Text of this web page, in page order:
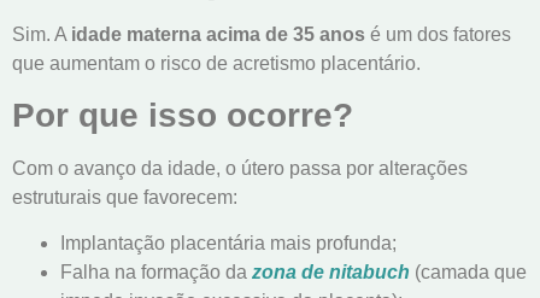
Sim. A idade materna acima de 35 anos é um dos fatores
que aumentam o risco de acretismo placentário.
Por que isso ocorre?
Com o avanço da idade, o útero passa por alterações
estruturais que favorecem:
Implantação placentária mais profunda;
Falha na formação da zona de nitabuch (camada que